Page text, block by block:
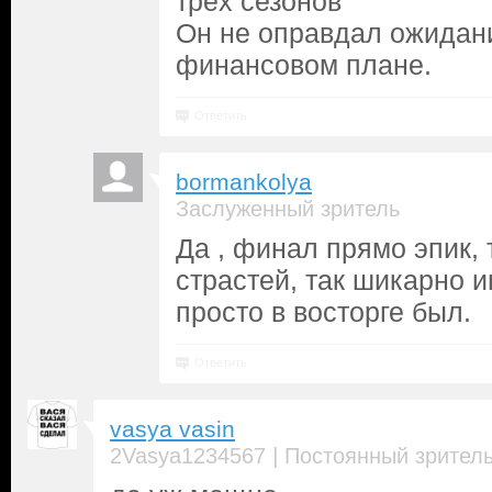
Он не оправдал
финансовом плане.
bormankolya
Заслуженный зритель
Да , финал прямо эпик,
страстей, так шикарно
просто в восторге был.
vasya vasin
2Vasya1234567 | Постоянный